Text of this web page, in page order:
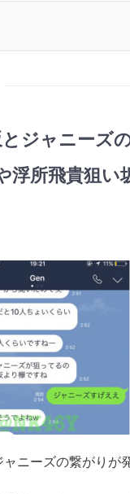
ジャニーズ
浮所飛貴狙い
ャニーズの繋がりが